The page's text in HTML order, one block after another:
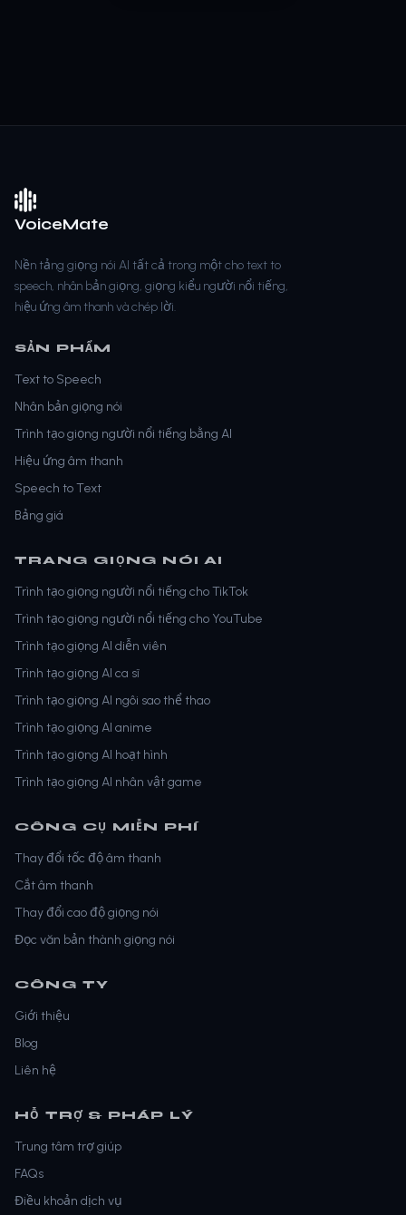
VoiceMate
Nền tảng giọng nói AI tất cả trong một cho text to
speech, nhân bản giọng, giọng kiểu người nổi tiếng,
hiệu ứng âm thanh và chép lời.
SẢN PHẨM
Text to Speech
Nhân bản giọng nói
Trình tạo giọng người nổi tiếng bằng AI
Hiệu ứng âm thanh
Speech to Text
Bảng giá
TRANG GIỌNG NÓI AI
Trình tạo giọng người nổi tiếng cho TikTok
Trình tạo giọng người nổi tiếng cho YouTube
Trình tạo giọng AI diễn viên
Trình tạo giọng AI ca sĩ
Trình tạo giọng AI ngôi sao thể thao
Trình tạo giọng AI anime
Trình tạo giọng AI hoạt hình
Trình tạo giọng AI nhân vật game
CÔNG CỤ MIỄN PHÍ
Thay đổi tốc độ âm thanh
Cắt âm thanh
Thay đổi cao độ giọng nói
Đọc văn bản thành giọng nói
CÔNG TY
Giới thiệu
Blog
Liên hệ
HỖ TRỢ & PHÁP LÝ
Trung tâm trợ giúp
FAQs
Điều khoản dịch vụ